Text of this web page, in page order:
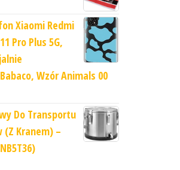
Xiaomi Redmi
Pro Plus 5G,
Wzór Animals 00
Do Transportu
(Z Kranem) –